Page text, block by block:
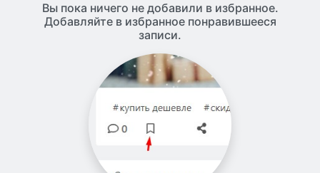
Вы пока ничего не добавили в избранное.
Добавляйте в избранное понравившееся
записи.